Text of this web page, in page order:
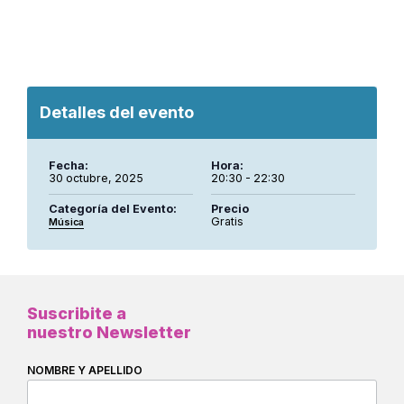
Detalles del evento
Fecha:
30 octubre, 2025
Hora:
20:30 - 22:30
Categoría del Evento:
Música
Precio
Gratis
Suscribite a
nuestro Newsletter
NOMBRE Y APELLIDO